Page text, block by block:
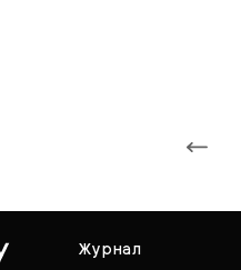
Журнал